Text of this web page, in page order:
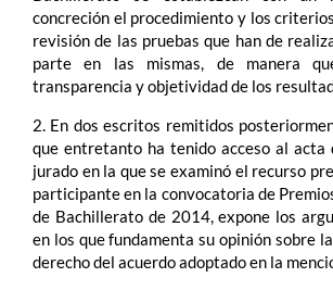
concreción el procedimiento y los
revisión de las pruebas que han de
parte en las mismas, de manera
transparencia y objetividad de los
2. En dos escritos remitidos
que entretanto ha tenido acceso al acta
jurado en la que se examinó el recurso
participante en la convocatoria de
de Bachillerato de 2014, expone los
en los que fundamenta su opinión sobre
derecho del acuerdo adoptado en la